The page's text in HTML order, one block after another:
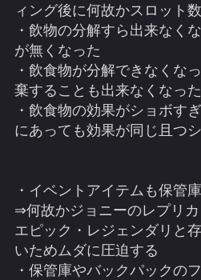
ィング後に何故かスロット
・飲物の分解すら出来なく
が無くなった
・飲食物が分解できなくな
棄することも出来なくなった
・飲食物の効果がショボす
にあっても効果が同じ且つ
・イベントアイテムも保管
⇒何故かジョニーのレプリカ
エピック・レジェンダリと
いためムダに圧迫する
・保管庫やバックパックの